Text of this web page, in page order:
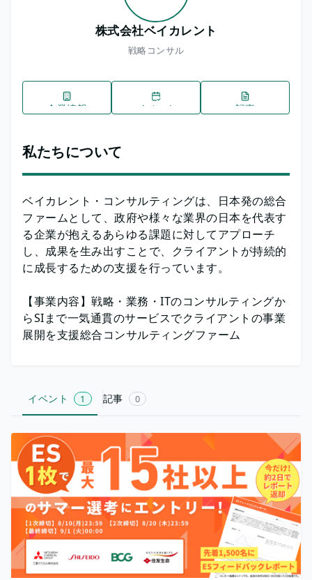
株式会社ベイカレント
戦略コンサル
企業情報 イベント 記事
私たちについて
ベイカレント・コンサルティングは、日本発の総合
ファームとして、政府や様々な業界の日本を代表す
る企業が抱えるあらゆる課題に対してアプローチ
し、成果を生み出すことで、クライアントが持続的
に成長するための支援を行っています。
【事業内容】戦略・業務・ITのコンサルティングか
らSIまで一気通貫のサービスでクライアントの事業
展開を支援総合コンサルティングファーム
イベント 1 記事 0